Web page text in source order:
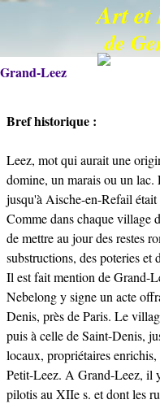
Art et
de
Grand-Leez
Bref historique :
Leez, mot qui aurait une
domine, un marais ou un lac.
jusqu'à Aische-en-Refail était
Comme dans chaque village
de mettre au jour des restes
substructions, des poteries et
Il est fait mention de Grand-
Nebelong y signe un acte
Denis, près de Paris. Le
puis à celle de Saint-Denis,
locaux, propriétaires
Petit-Leez. A Grand-Leez, il
pilotis au XIIe s. et dont les